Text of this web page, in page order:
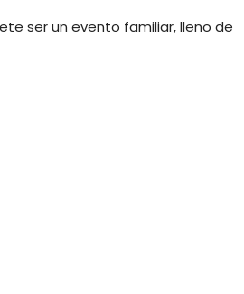
ser un evento familiar, lleno de